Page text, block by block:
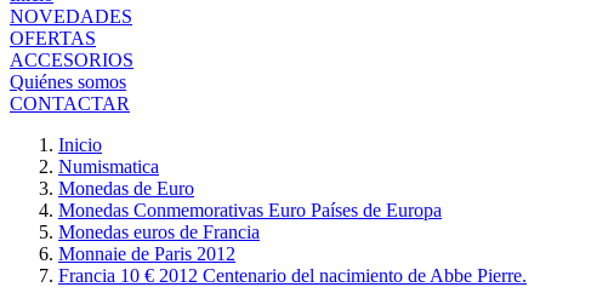
NOVEDADES
OFERTAS
ACCESORIOS
Quiénes somos
CONTACTAR
Inicio
Numismatica
Monedas de Euro
Monedas Conmemorativas Euro Países de Europa
Monedas euros de Francia
Monnaie de Paris 2012
Francia 10 € 2012 Centenario del nacimiento de Abbe Pierre.